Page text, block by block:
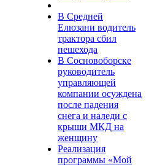
В Средней
Елюзани водитель
трактора сбил
пешехода
В Сосновоборске
руководитель
управляющей
компании осуждена
после падения
снега и наледи с
крыши МКД на
женщину
Реализация
программы «Мой